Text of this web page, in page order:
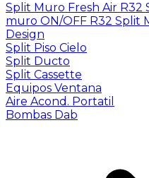
Split Muro Fresh Air R32
muro ON/OFF R32 Split
Design
Split Piso Cielo
Split Ducto
Split Cassette
Equipos Ventana
Aire Acond. Portatil
Bombas Dab